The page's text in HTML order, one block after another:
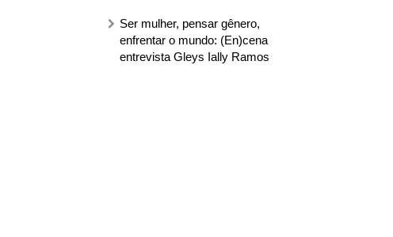
Ser mulher, pensar gênero,
enfrentar o mundo: (En)cena
entrevista Gleys Ially Ramos